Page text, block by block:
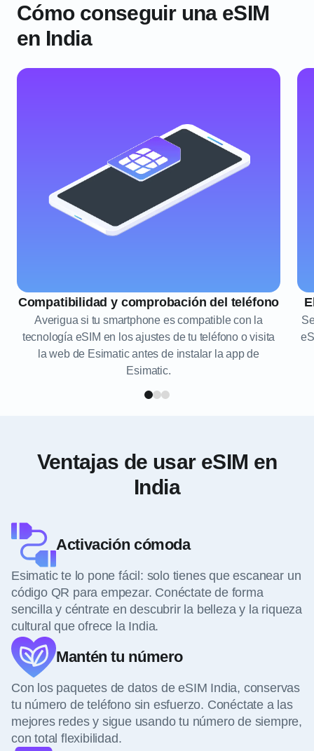
Cómo conseguir una eSIM
en India
Compatibilidad y comprobación del teléfono
Averigua si tu smartphone es compatible con la
tecnología eSIM en los ajustes de tu teléfono o visita
la web de Esimatic antes de instalar la app de
Esimatic.
Ventajas de usar eSIM en
India
Activación cómoda
Esimatic te lo pone fácil: solo tienes que escanear un
código QR para empezar. Conéctate de forma
sencilla y céntrate en descubrir la belleza y la riqueza
cultural que ofrece la India.
Mantén tu número
Con los paquetes de datos de eSIM India, conservas
tu número de teléfono sin esfuerzo. Conéctate a las
mejores redes y sigue usando tu número de siempre,
con total flexibilidad.